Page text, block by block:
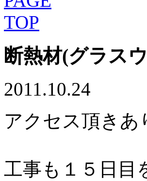
断熱材(グラス
2011.10.24
アクセス頂き
工事も１５日目